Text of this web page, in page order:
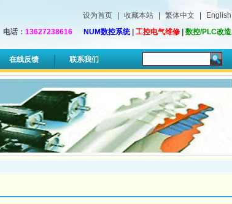
设为首页 收藏本站 繁体中文
English
电话： 13627238616 NUM数控系统| 工控电气维修| 数控/PLC改造
在线反馈 联系我们